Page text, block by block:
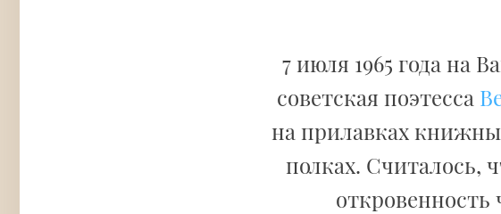
7 июля 1965 года на
советская поэтесса
на прилавках
полках. Считалось,
откровенность